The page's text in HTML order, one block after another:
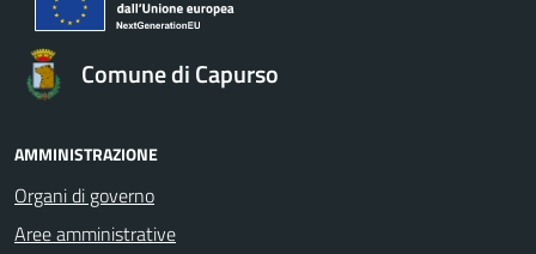
Comune di Capurso
AMMINISTRAZIONE
Organi di governo
Aree amministrative